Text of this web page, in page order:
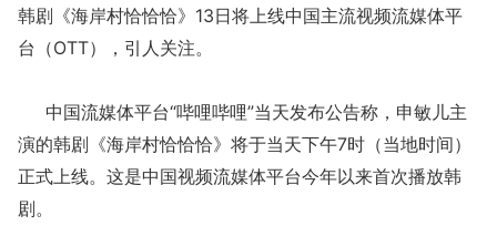
韩剧《海岸村恰恰恰》13日将上线中国主流视频流媒体平
台（OTT），引人关注。
中国流媒体平台“哔哩哔哩”当天发布公告称，申敏儿主
演的韩剧《海岸村恰恰恰》将于当天下午7时（当地时间）
正式上线。这是中国视频流媒体平台今年以来首次播放韩
剧。